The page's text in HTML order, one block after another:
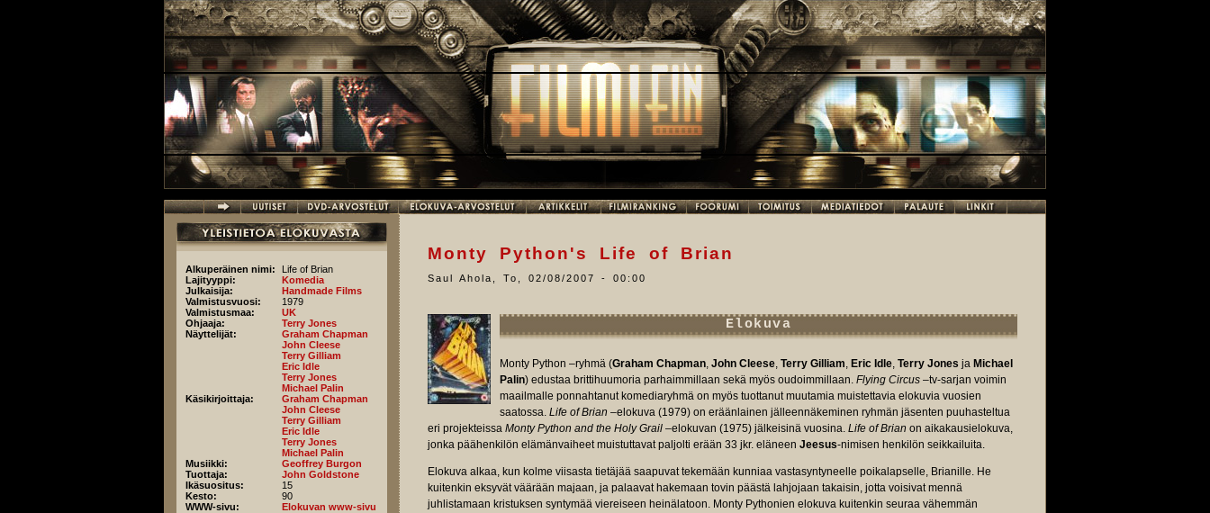
Alkuperäinen nimi:
Life of Brian
Lajityyppi:
Komedia
Julkaisija:
Handmade Films
Valmistusvuosi:
1979
Valmistusmaa:
UK
Ohjaaja:
Terry Jones
Näyttelijät:
Graham Chapman
John Cleese
Terry Gilliam
Eric Idle
Terry Jones
Michael Palin
Käsikirjoittaja:
Graham Chapman
John Cleese
Terry Gilliam
Eric Idle
Terry Jones
Michael Palin
Musiikki:
Geoffrey Burgon
Tuottaja:
John Goldstone
Ikäsuositus:
15
Kesto:
90
WWW-sivu:
Elokuvan www-sivu
Monty Python's Life of Brian
Saul Ahola To, 02/08/2007 - 00:00
Elokuva
Monty Python –ryhmä (Graham Chapman, John Cleese, Terry Gilliam, Eric Idle, Terry Jones ja Michael
Palin) edustaa brittihuumoria parhaimmillaan sekä myös oudoimmillaan. Flying Circus –tv-sarjan voimin
maailmalle ponnahtanut komediaryhmä on myös tuottanut muutamia muistettavia elokuvia vuosien
saatossa. Life of Brian –elokuva (1979) on eräänlainen jälleennäkeminen ryhmän jäsenten puuhasteltua
eri projekteissa Monty Python and the Holy Grail –elokuvan (1975) jälkeisinä vuosina. Life of Brian on aikakausielokuva,
jonka päähenkilön elämänvaiheet muistuttavat paljolti erään 33 jkr. eläneen Jeesus-nimisen henkilön seikkailuita.
Elokuva alkaa, kun kolme viisasta tietäjää saapuvat tekemään kunniaa vastasyntyneelle poikalapselle, Brianille. He
kuitenkin eksyvät väärään majaan, ja palaavat hakemaan tovin päästä lahjojaan takaisin, jotta voisivat mennä
juhlistamaan kristuksen syntymää viereiseen heinälatoon. Monty Pythonien elokuva kuitenkin seuraa vähemmän